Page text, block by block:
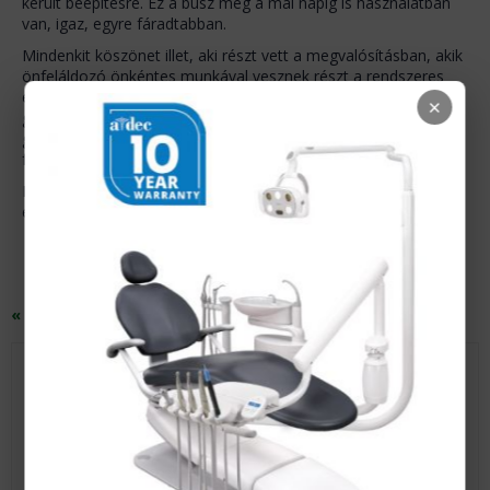
van, igaz, egyre fáradtabban.
Mindenkit köszönet illet, aki részt vett a megvalósításban, akik
önfeláldozó önkéntes munkával vesznek részt a rendszeres
ellátásban nem részesülő gyermekek fogászati szűrésében és
gyógyításában. Az elmúlt 30 év alatt több mint 100 000
gyermek szűrését, vizsgálatát végezték el az önkéntes
fogorvosok.
Folytatásként sikeres munkát kívánunk az elkövetkezendő 30
évre is!
« Vissza | Fogászati hírek, újdonságok
Akcióink fogászati rendelőknek,
fogászati laboroknak
×